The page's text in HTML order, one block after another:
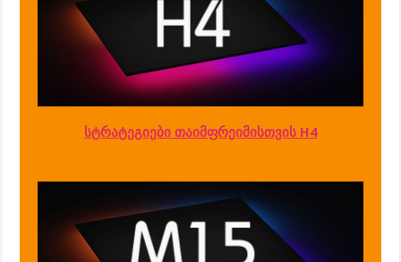
სტრატეგიები თაიმფრეიმისთვის H4